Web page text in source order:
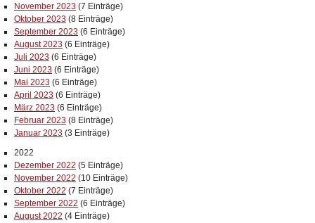
November 2023 (7 Einträge)
Oktober 2023 (8 Einträge)
September 2023 (6 Einträge)
August 2023 (6 Einträge)
Juli 2023 (6 Einträge)
Juni 2023 (6 Einträge)
Mai 2023 (6 Einträge)
April 2023 (6 Einträge)
März 2023 (6 Einträge)
Februar 2023 (8 Einträge)
Januar 2023 (3 Einträge)
2022
Dezember 2022 (5 Einträge)
November 2022 (10 Einträge)
Oktober 2022 (7 Einträge)
September 2022 (6 Einträge)
August 2022 (4 Einträge)